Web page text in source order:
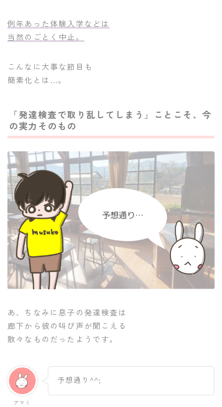
例年あった体験入学などは
当然のごとく中止。
こんなに大事な節目も
簡素化とは…。
「発達検査で取り乱してしまう」ことこそ、今
の実力そのもの
あ、ちなみに息子の発達検査は
廊下から彼の叫び声が聞こえる
散々なものだったようです。
アマミ
予想通り^^;